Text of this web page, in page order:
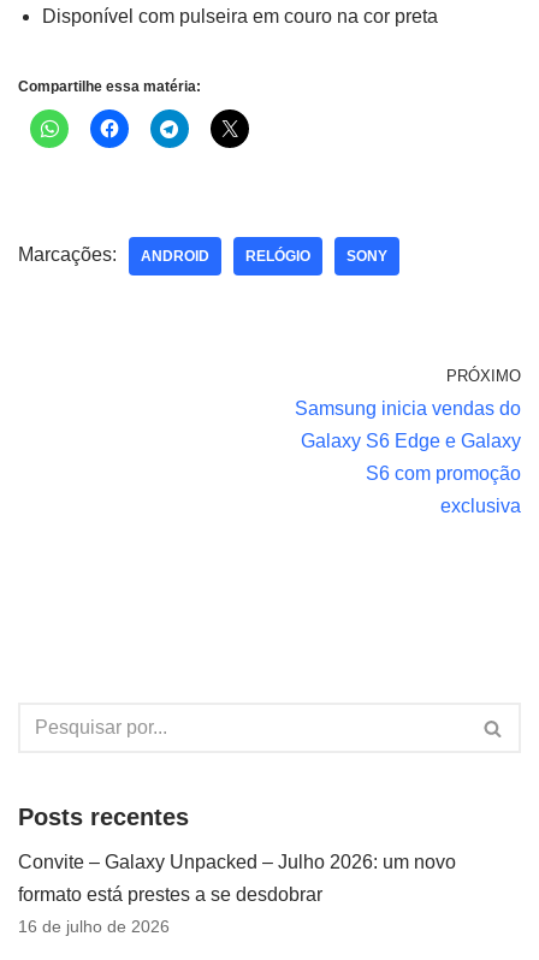
Disponível com pulseira em couro na cor preta
Compartilhe essa matéria:
Marcações: ANDROID RELÓGIO SONY
PRÓXIMO
Samsung inicia vendas do
Galaxy S6 Edge e Galaxy
S6 com promoção
exclusiva
Posts recentes
Convite – Galaxy Unpacked – Julho 2026: um novo
formato está prestes a se desdobrar
16 de julho de 2026